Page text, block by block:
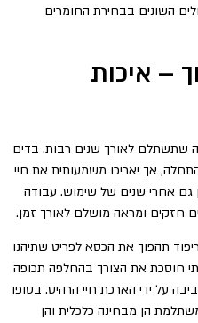
השונים בבחירת החומרים
– איכות
שתשתלם לאורך שנים רבות. בדים
אך יאריכו משמעותית את חיי
אחרי שנים של שימוש. עבודה
חזקים ומראה מושלם לאורך זמן.
תהפוך את הכסא לפריט שתיהנו
חוסכת את הצורך בהחלפה תכופה
על ידי הארכת חיי הרהיט. בסופו
הן מבחינה כלכלית והן